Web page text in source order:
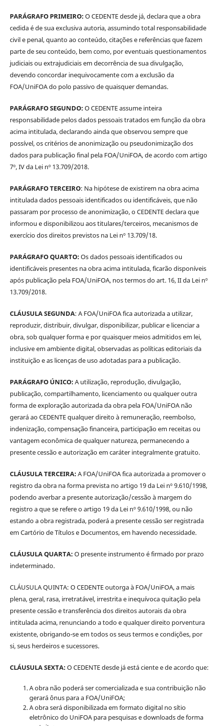
PARÁGRAFO PRIMEIRO:O CEDENTE desde já, declara que a obra
cedida é de sua exclusiva autoria, assumindo total responsabilidade
civil e penal, quanto ao conteúdo, citações e referências que fazem
parte de seu conteúdo, bem como, por eventuais questionamentos
judiciais ou extrajudiciais em decorrência de sua divulgação,
devendo concordar inequivocamente com a exclusão da
FOA/UniFOA do polo passivo de quaisquer demandas.
PARÁGRAFO SEGUNDO:O CEDENTE assume inteira
responsabilidade pelos dados pessoais tratados em função da obra
acima intitulada, declarando ainda que observou sempre que
possível, os critérios de anonimização ou pseudonimização dos
dados para publicação final pela FOA/UniFOA, de acordo com artigo
7º, IV da Lei nº 13.709/2018.
PARÁGRAFO TERCEIRO: Na hipótese de existirem na obra acima
intitulada dados pessoais identificados ou identificáveis, que não
passaram por processo de anonimização, o CEDENTE declara que
informou e disponibilizou aos titulares/terceiros, mecanismos de
exercício dos direitos previstos na Lei nº 13.709/18.
PARÁGRAFO QUARTO:Os dados pessoais identificados ou
identificáveis presentes na obra acima intitulada, ficarão disponíveis
após publicação pela FOA/UniFOA, nos termos do art. 16, II da Lei nº
13.709/2018.
CLÁUSULA SEGUNDA: A FOA/UniFOA fica autorizada a utilizar,
reproduzir, distribuir, divulgar, disponibilizar, publicar e licenciar a
obra, sob qualquer forma e por quaisquer meios admitidos em lei,
inclusive em ambiente digital, observadas as políticas editoriais da
instituição e as licenças de uso adotadas para a publicação.
PARÁGRAFO ÚNICO:A utilização, reprodução, divulgação,
publicação, compartilhamento, licenciamento ou qualquer outra
forma de exploração autorizada da obra pela FOA/UniFOA não
gerará ao CEDENTE qualquer direito à remuneração, reembolso,
indenização, compensação financeira, participação em receitas ou
vantagem econômica de qualquer natureza, permanecendo a
presente cessão e autorização em caráter integralmente gratuito.
CLÁUSULA TERCEIRA:A FOA/UniFOA fica autorizada a promover o
registro da obra na forma prevista no artigo 19 da Lei nº 9.610/1998,
podendo averbar a presente autorização/cessão à margem do
registro a que se refere o artigo 19 da Lei nº 9.610/1998, ou não
estando a obra registrada, poderá a presente cessão ser registrada
em Cartório de Títulos e Documentos, em havendo necessidade.
CLÁUSULA QUARTA:O presente instrumento é firmado por prazo
indeterminado.
CLÁUSULA QUINTA: O CEDENTE outorga à FOA/UniFOA, a mais
plena, geral, rasa, irretratável, irrestrita e inequívoca quitação pela
presente cessão e transferência dos direitos autorais da obra
intitulada acima, renunciando a todo e qualquer direito porventura
existente, obrigando-se em todos os seus termos e condições, por
si, seus herdeiros e sucessores.
CLÁUSULA SEXTA:O CEDENTE desde já está ciente e de acordo que:
A obra não poderá ser comercializada e sua contribuição não
gerará ônus para a FOA/UniFOA;
A obra será disponibilizada em formato digital no sítio
eletrônico do UniFOA para pesquisas e downloads de forma